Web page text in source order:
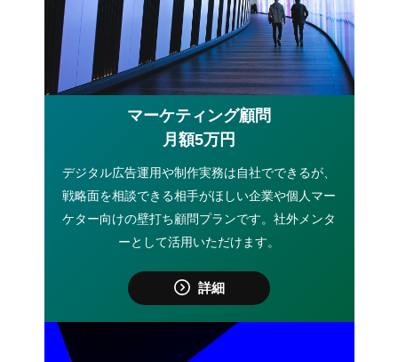
マーケティング顧問
月額5万円
デジタル広告運用や制作実務は自社でできるが、
戦略面を相談できる相手がほしい企業や個人マー
ケター向けの壁打ち顧問プランです。社外メンタ
ーとして活用いただけます。
詳細